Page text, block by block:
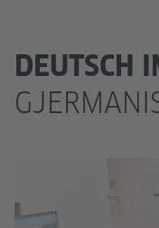
DEUTSCH